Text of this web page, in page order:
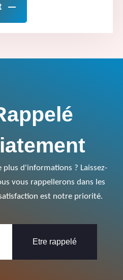
plus d'informations ? Laissez-
vous rappellerons dans les
est notre priorité.